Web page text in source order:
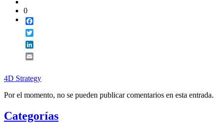
0
4D Strategy
Por el momento, no se pueden publicar comentarios en esta entrada.
Categorías